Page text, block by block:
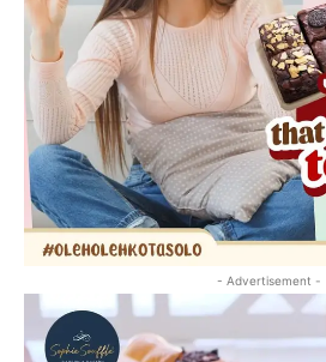
- Advertisement -